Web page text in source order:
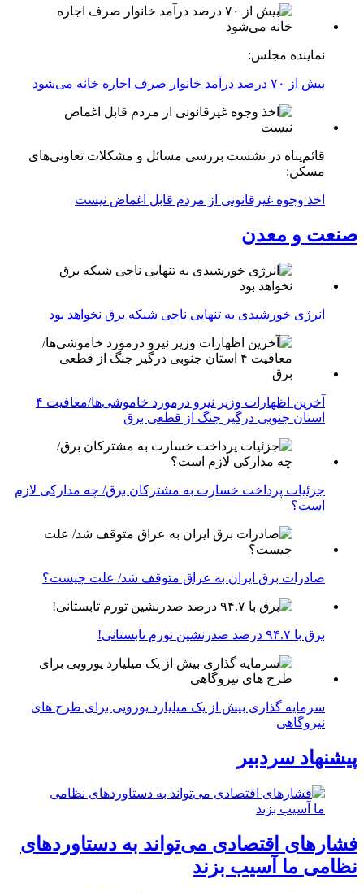
نماینده مجلس:
بیش از ۷۰ درصد درآمد خانوار صرف اجاره خانه می‌شود
قائم‌پناه در نشست بررسی مسائل و مشکلات تعاونی‌های
مسکن:
اخذ وجوه غیرقانونی از مردم قابل اغماض نیست
صنعت و معدن
انرژی خورشیدی به تنهایی ناجی شبکه برق نخواهد بود
آخرین اظهارات وزیر نیرو درمورد خاموشی‌ها/معافیت ۴
استان جنوبی درگیر جنگ از قطعی برق
جزئیات پرداخت خسارت به مشترکان برق/ چه مدارکی لازم
است؟
صادرات برق ایران به عراق متوقف شد/ علت چیست؟
برق با ۹۴.۷ درصد صدرنشین تورم تابستانی!
سرمایه گذاری بیش از یک میلیارد یورویی برای طرح های
نیروگاهی
پیشنهاد سردبیر
فشارهای اقتصادی می‌تواند به دستاوردهای
نظامی ما آسیب بزند